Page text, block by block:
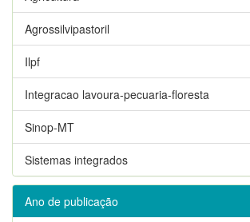
Agrossilvipastoril
Ilpf
Integracao lavoura-pecuaria-floresta
Sinop-MT
Sistemas integrados
Ano de publicação